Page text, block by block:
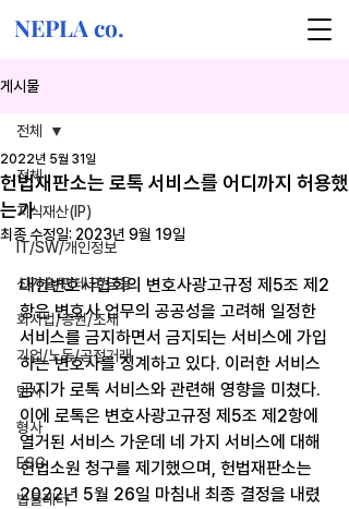
NEPLA co.
게시물
전체
지식재산(IP)
IT/SW/개인정보
신기술/핀테크/금융
회사법/증권/조세
기업/노동/공정거래
민사
형사
ESG
법률레터
전체
헌법재판소는 로톡 서비스를 어디까지 허용했
는가
2022년 5월 31일
최종 수정일: 2023년 9월 19일
대한변호사협회의 변호사광고규정 제5조 제2
항은 변호사 업무의 공공성을 고려해 일정한
서비스를 금지하면서 금지되는 서비스에 가입
하는 변호사를 징계하고 있다. 이러한 서비스
금지가 로톡 서비스와 관련해 영향을 미쳤다.
이에 로톡은 변호사광고규정 제5조 제2항에
열거된 서비스 가운데 네 가지 서비스에 대해
헌법소원 청구를 제기했으며, 헌법재판소는
2022년 5월 26일 마침내 최종 결정을 내렸